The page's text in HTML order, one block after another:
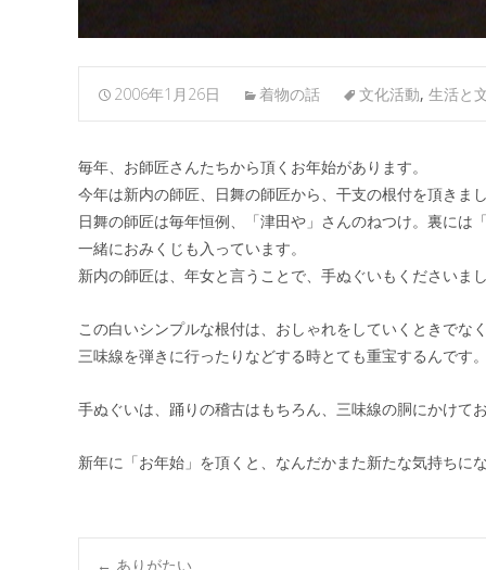
2006年1月26日 着物の話 文化活動, 生活と
毎年、お師匠さんたちから頂くお年始があります。
今年は新内の師匠、日舞の師匠から、干支の根付を頂きまし
日舞の師匠は毎年恒例、「津田や」さんのねつけ。裏には
一緒におみくじも入っています。
新内の師匠は、年女と言うことで、手ぬぐいもくださいまし
この白いシンプルな根付は、おしゃれをしていくときでなく
三味線を弾きに行ったりなどする時とても重宝するんです。
手ぬぐいは、踊りの稽古はもちろん、三味線の胴にかけて
新年に「お年始」を頂くと、なんだかまた新たな気持ちに
← ありがたい